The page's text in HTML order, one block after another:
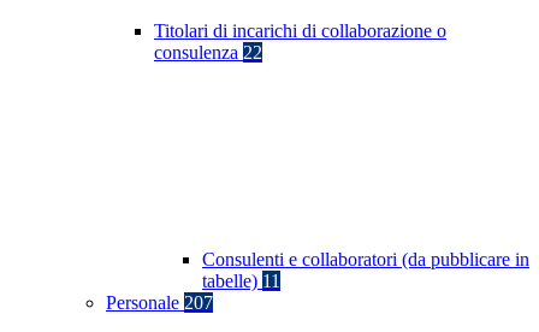
Titolari di incarichi di collaborazione o
consulenza 22
Consulenti e collaboratori (da pubblicare in
tabelle) 11
Personale 207